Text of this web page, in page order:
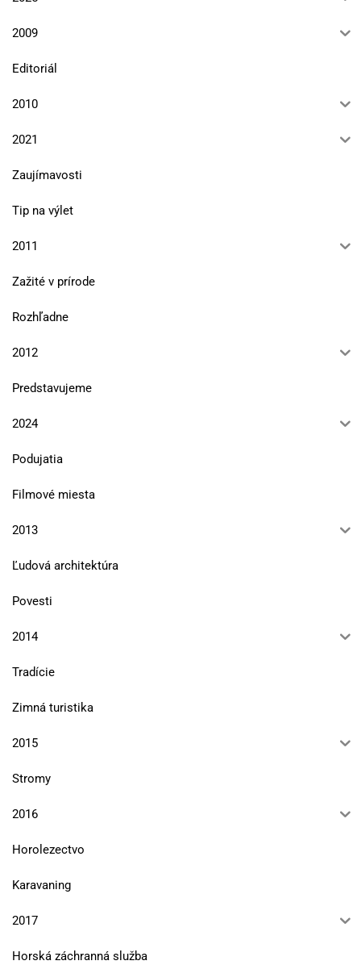
2009
Editoriál
2010
2021
Zaujímavosti
Tip na výlet
2011
Zažité v prírode
Rozhľadne
2012
Predstavujeme
2024
Podujatia
Filmové miesta
2013
Ľudová architektúra
Povesti
2014
Tradície
Zimná turistika
2015
Stromy
2016
Horolezectvo
Karavaning
2017
Horská záchranná služba